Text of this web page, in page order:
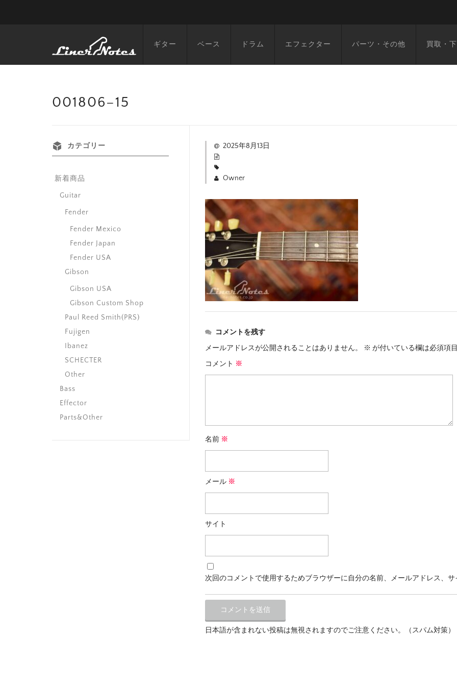
ギター ベース ドラム エフェクター パーツ・その他 買取・
001806–15
2025年8月13日
Owner
コメントを残す
メールアドレスが公開されることはありません。
※ が付いている欄は必須項
コメント ※
名前 ※
メール ※
サイト
次回のコメントで使用するためブラウザーに自分の名前、メールアドレス、
日本語が含まれない投稿は無視されますのでご注意ください。（スパム対策）
カテゴリー
新着商品
Guitar
Fender
Fender Mexico
Fender Japan
Fender USA
Gibson
Gibson USA
Gibson Custom Shop
Paul Reed Smith(PRS)
Fujigen
Ibanez
SCHECTER
Other
Bass
Effector
Parts&Other